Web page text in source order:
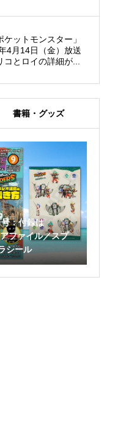
ットモンスター」
4月14日（金）放送
コとロイの詳細が...
書籍・グッズ
：付録は
ファイル／スプ
シール